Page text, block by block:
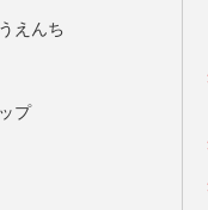
えんち
プ